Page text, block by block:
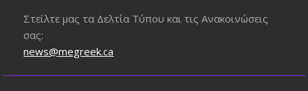
Στείλτε μας τα Δελτία Τύπου και τις Ανακοινώσεις
σας:
news@megreek.ca